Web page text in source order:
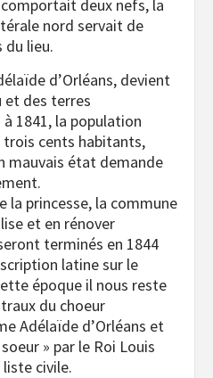
deux nefs, la
nord servait de
du lieu.
d’Orléans, devient
et des terres
1841, la population
cents habitants,
mauvais état demande
la princesse, la commune
et en rénover
terminés en 1844
latine sur le
époque il nous reste
du choeur
Adélaïde d’Orléans et
» par le Roi Louis
liste civile.